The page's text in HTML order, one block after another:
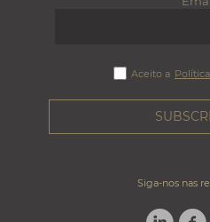
Aceito a
Siga-nos nas